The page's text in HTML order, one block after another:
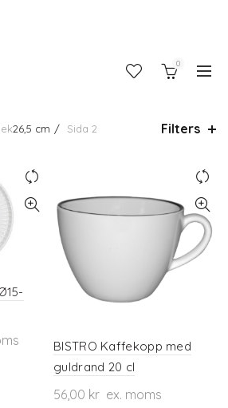
0
26,5 cm Sida 2 Filters
BISTRO Kaffekopp med
guldrand 20 cl
56,00 kr ex. moms